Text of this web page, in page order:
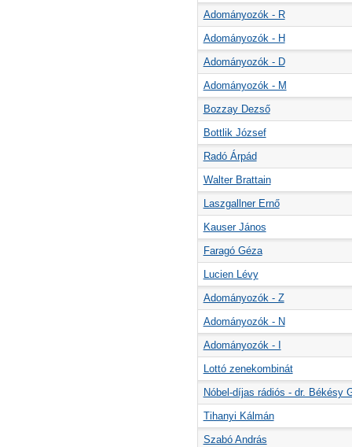
Adományozók - R
Adományozók - H
Adományozók - D
Adományozók - M
Bozzay Dezső
Bottlik József
Radó Árpád
Walter Brattain
Laszgallner Ernő
Kauser János
Faragó Géza
Lucien Lévy
Adományozók - Z
Adományozók - N
Adományozók - I
Lottó zenekombinát
Nóbel-díjas rádiós - dr. Békésy
Tihanyi Kálmán
Szabó András